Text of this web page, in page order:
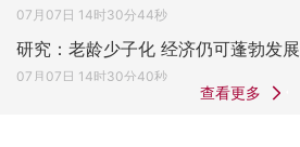
07月07日 14时30分44秒
研究：老龄少子化 经济仍可蓬勃发展
07月07日 14时30分40秒
查看更多